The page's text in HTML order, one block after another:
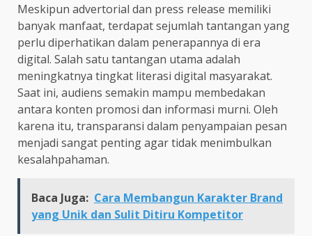
Meskipun advertorial dan press release memiliki
banyak manfaat, terdapat sejumlah tantangan yang
perlu diperhatikan dalam penerapannya di era
digital. Salah satu tantangan utama adalah
meningkatnya tingkat literasi digital masyarakat.
Saat ini, audiens semakin mampu membedakan
antara konten promosi dan informasi murni. Oleh
karena itu, transparansi dalam penyampaian pesan
menjadi sangat penting agar tidak menimbulkan
kesalahpahaman.
Baca Juga: Cara Membangun Karakter Brand
yang Unik dan Sulit Ditiru Kompetitor